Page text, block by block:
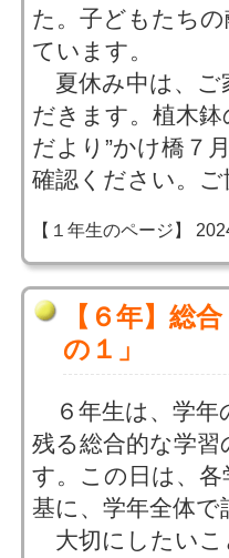
た。子どもたち
ています。
夏休み中は、ご
だきます。植木
だより”かけ橋７
確認ください。
【１年生のページ】
【６年】総
の１」
６年生は、学年
残る総合的な学
す。この日は、
基に、学年全体
大切にしたいこ